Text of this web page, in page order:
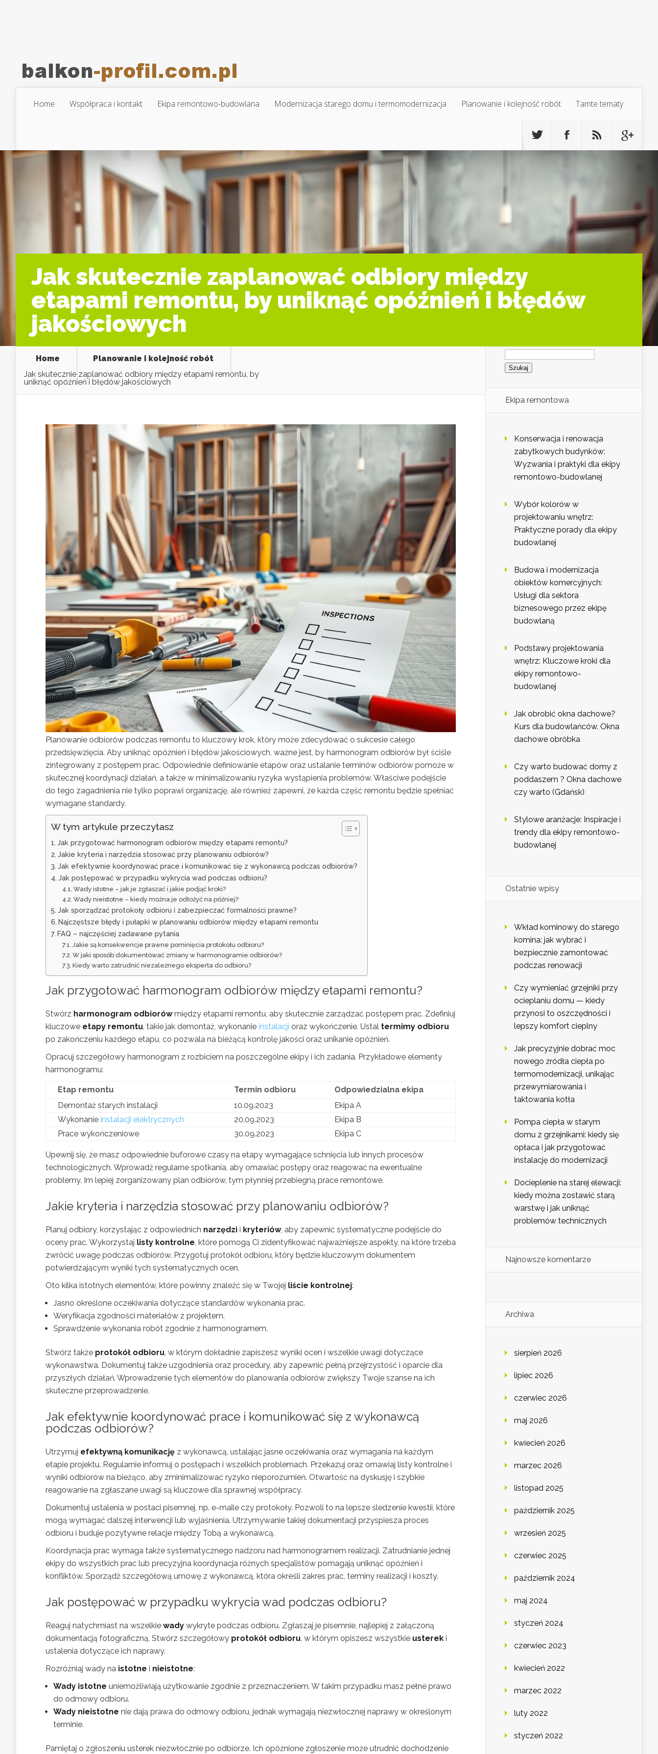
Home Współpraca i kontakt Ekipa remontowo-budowlana Modernizacja starego domu i termomodernizacja Planowanie i kolejność robót Tamte tematy
Jak skutecznie zaplanować odbiory między
etapami remontu, by uniknąć opóźnień i błędów
jakościowych
Home
Planowanie i kolejność robót
Jak skutecznie zaplanować odbiory między etapami remontu, by
uniknąć opóźnień i błędów jakościowych
Planowanie odbiorów podczas remontu to kluczowy krok, który może zdecydować o sukcesie całego
przedsięwzięcia. Aby uniknąć opóźnień i błędów jakościowych, ważne jest, by harmonogram odbiorów był ściśle
zintegrowany z postępem prac. Odpowiednie definiowanie etapów oraz ustalanie terminów odbiorów pomoże w
skutecznej koordynacji działań, a także w minimalizowaniu ryzyka wystąpienia problemów. Właściwe podejście
do tego zagadnienia nie tylko poprawi organizację, ale również zapewni, że każda część remontu będzie spełniać
wymagane standardy.
W tym artykule przeczytasz
Jak przygotować harmonogram odbiorów między etapami remontu?
Jakie kryteria i narzędzia stosować przy planowaniu odbiorów?
Jak efektywnie koordynować prace i komunikować się z wykonawcą podczas odbiorów?
Jak postępować w przypadku wykrycia wad podczas odbioru?
Wady istotne – jak je zgłaszać i jakie podjąć kroki?
Wady nieistotne – kiedy można je odłożyć na później?
Jak sporządzać protokoły odbioru i zabezpieczać formalności prawne?
Najczęstsze błędy i pułapki w planowaniu odbiorów między etapami remontu
FAQ – najczęściej zadawane pytania
Jakie są konsekwencje prawne pominięcia protokołu odbioru?
W jaki sposób dokumentować zmiany w harmonogramie odbiorów?
Kiedy warto zatrudnić niezależnego eksperta do odbioru?
Jak przygotować harmonogram odbiorów między etapami remontu?
Stwórz harmonogram odbiorówmiędzy etapami remontu, aby skutecznie zarządzać postępem prac. Zdefiniuj
kluczowe etapy remontu , takie jak demontaż, wykonanie instalacji oraz wykończenie. Ustal termimy odbioru
po zakończeniu każdego etapu, co pozwala na bieżącą kontrolę jakości oraz unikanie opóźnień.
Opracuj szczegółowy harmonogram z rozbiciem na poszczególne ekipy i ich zadania. Przykładowe elementy
harmonogramu:
Etap remontu Termin odbioru
Odpowiedzialna ekipa
Demontaż starych instalacji
10.09.2023
Ekipa A
Wykonanie instalacji elektrycznych 20.09.2023
Ekipa B
Prace wykończeniowe
30.09.2023 Ekipa C
Upewnij się, że masz odpowiednie buforowe czasy na etapy wymagające schnięcia lub innych procesów
technologicznych. Wprowadź regularne spotkania, aby omawiać postępy oraz reagować na ewentualne
problemy. Im lepiej zorganizowany plan odbiorów, tym płynniej przebiegną prace remontowe.
Jakie kryteria i narzędzia stosować przy planowaniu odbiorów?
Planuj odbiory, korzystając z odpowiednich narzędzi i kryteriów, aby zapewnić systematyczne podejście do
oceny prac. Wykorzystaj listy kontrolne , które pomogą Ci zidentyfikować najważniejsze aspekty, na które trzeba
zwrócić uwagę podczas odbiorów. Przygotuj protokół odbioru, który będzie kluczowym dokumentem
potwierdzającym wyniki tych systematycznych ocen.
Oto kilka istotnych elementów, które powinny znaleźć się w Twojej liście kontrolnej:
Jasno określone oczekiwania dotyczące standardów wykonania prac.
Weryfikacja zgodności materiałów z projektem.
Sprawdzenie wykonania robót zgodnie z harmonogramem.
Stwórz także protokół odbioru , w którym dokładnie zapiszesz wyniki ocen i wszelkie uwagi dotyczące
wykonawstwa. Dokumentuj także uzgodnienia oraz procedury, aby zapewnić pełną przejrzystość i oparcie dla
przyszłych działań. Wprowadzenie tych elementów do planowania odbiorów zwiększy Twoje szanse na ich
skuteczne przeprowadzenie.
Jak efektywnie koordynować prace i komunikować się z wykonawcą
podczas odbiorów?
Utrzymuj efektywną komunikację z wykonawcą, ustalając jasne oczekiwania oraz wymagania na każdym
etapie projektu. Regularnie informuj o postępach i wszelkich problemach. Przekazuj oraz omawiaj listy kontrolne i
wyniki odbiorów na bieżąco, aby zminimalizować ryzyko nieporozumień. Otwartość na dyskusję i szybkie
reagowanie na zgłaszane uwagi są kluczowe dla sprawnej współpracy.
Dokumentuj ustalenia w postaci pisemnej, np. e-maile czy protokoły. Pozwoli to na lepsze śledzenie kwestii, które
mogą wymagać dalszej interwencji lub wyjaśnienia. Utrzymywanie takiej dokumentacji przyspiesza proces
odbioru i buduje pozytywne relacje między Tobą a wykonawcą.
Koordynacja prac wymaga także systematycznego nadzoru nad harmonogramem realizacji. Zatrudnianie jednej
ekipy do wszystkich prac lub precyzyjna koordynacja różnych specjalistów pomagają uniknąć opóźnień i
konfliktów. Sporządź szczegółową umowę z wykonawcą, która określi zakres prac, terminy realizacji i koszty.
Jak postępować w przypadku wykrycia wad podczas odbioru?
Reaguj natychmiast na wszelkie wady wykryte podczas odbioru. Zgłaszaj je pisemnie, najlepiej z załączoną
dokumentacją fotograficzną. Stwórz szczegółowy protokół odbioru , w którym opiszesz wszystkie usterek i
ustalenia dotyczące ich naprawy.
Rozróżniaj wady na istotne i nieistotne:
Wady istotne uniemożliwiają użytkowanie zgodnie z przeznaczeniem. W takim przypadku masz pełne prawo
do odmowy odbioru.
Wady nieistotne nie dają prawa do odmowy odbioru, jednak wymagają niezwłocznej naprawy w określonym
terminie.
Pamiętaj o zgłoszeniu usterek niezwłocznie po odbiorze. Ich opóźnione zgłoszenie może utrudnić dochodzenie
Szukaj:
Ekipa remontowa
Konserwacja i renowacja
zabytkowych budynków:
Wyzwania i praktyki dla ekipy
remontowo-budowlanej
Wybór kolorów w
projektowaniu wnętrz:
Praktyczne porady dla ekipy
budowlanej
Budowa i modernizacja
obiektów komercyjnych:
Usługi dla sektora
biznesowego przez ekipę
budowlaną
Podstawy projektowania
wnętrz: Kluczowe kroki dla
ekipy remontowo-
budowlanej
Jak obrobić okna dachowe?
Kurs dla budowlańców. Okna
dachowe obróbka
Czy warto budować domy z
poddaszem ? Okna dachowe
czy warto (Gdańsk)
Stylowe aranżacje: Inspiracje i
trendy dla ekipy remontowo-
budowlanej
Ostatnie wpisy
Wkład kominowy do starego
komina: jak wybrać i
bezpiecznie zamontować
podczas renowacji
Czy wymieniać grzejniki przy
ocieplaniu domu — kiedy
przynosi to oszczędności i
lepszy komfort cieplny
Jak precyzyjnie dobrać moc
nowego źródła ciepła po
termomodernizacji, unikając
przewymiarowania i
taktowania kotła
Pompa ciepła w starym
domu z grzejnikami: kiedy się
opłaca i jak przygotować
instalację do modernizacji
Docieplenie na starej elewacji:
kiedy można zostawić starą
warstwę i jak uniknąć
problemów technicznych
Najnowsze komentarze
Archiwa
sierpień 2026
lipiec 2026
czerwiec 2026
maj 2026
kwiecień 2026
marzec 2026
listopad 2025
październik 2025
wrzesień 2025
czerwiec 2025
październik 2024
maj 2024
styczeń 2024
czerwiec 2023
kwiecień 2022
marzec 2022
luty 2022
styczeń 2022